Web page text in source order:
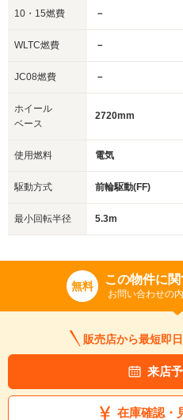
10・15燃費 －
WLTC燃費 －
JC08燃費 －
ホイール
ベース
2720mm
使用燃料 電気
駆動方式 前輪駆動(FF)
最小回転半径 5.3m
無料 この物件に
お問い合わせの
販売店から最短即
来店
在庫確認・